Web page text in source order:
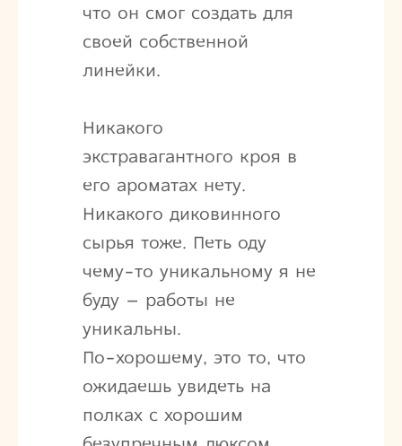
что он смог создать для
своей собственной
линейки.
Никакого
экстравагантного кроя в
его ароматах нету.
Никакого диковинного
сырья тоже. Петь оду
чему-то уникальному я не
буду – работы не
уникальны.
По-хорошему, это то, что
ожидаешь увидеть на
полках с хорошим